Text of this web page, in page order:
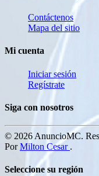
Contáctenos
Mapa del sitio
Mi cuenta
Iniciar sesión
Regístrate
Siga con nosotros
© 2026 AnuncioMC.
PorMilton Cesar .
Seleccione su región